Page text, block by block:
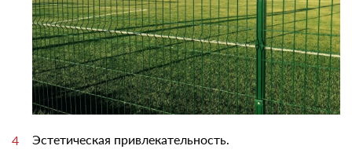
Эстетическая привлекательность.